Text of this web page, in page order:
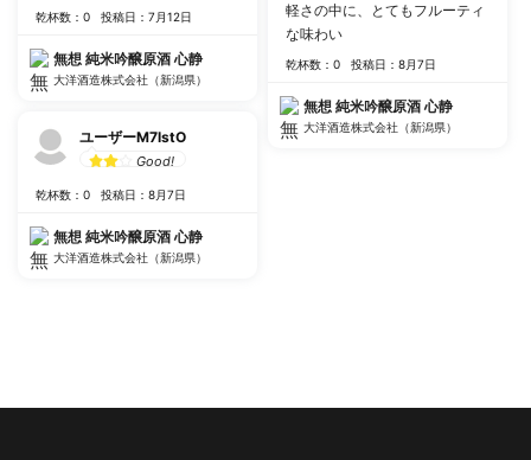
乾杯数：0 投稿日：7月12日
無想 純米吟醸原酒 心静
大洋酒造株式会社（新潟県）
軽さの中に、とてもフルーティ
な味わい
乾杯数：0 投稿日：8月7日
無想 純米吟醸原酒 心静
大洋酒造株式会社（新潟県）
ユーザーM7lstO
Good!
乾杯数：0 投稿日：8月7日
無想 純米吟醸原酒 心静
大洋酒造株式会社（新潟県）